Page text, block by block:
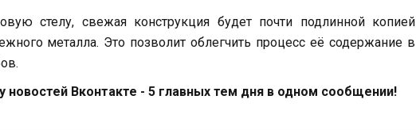
стелу, свежая конструкция будет почти подлинной копией
металла. Это позволит облегчить процесс её содержание в
Вконтакте - 5 главных тем дня в одном сообщении!